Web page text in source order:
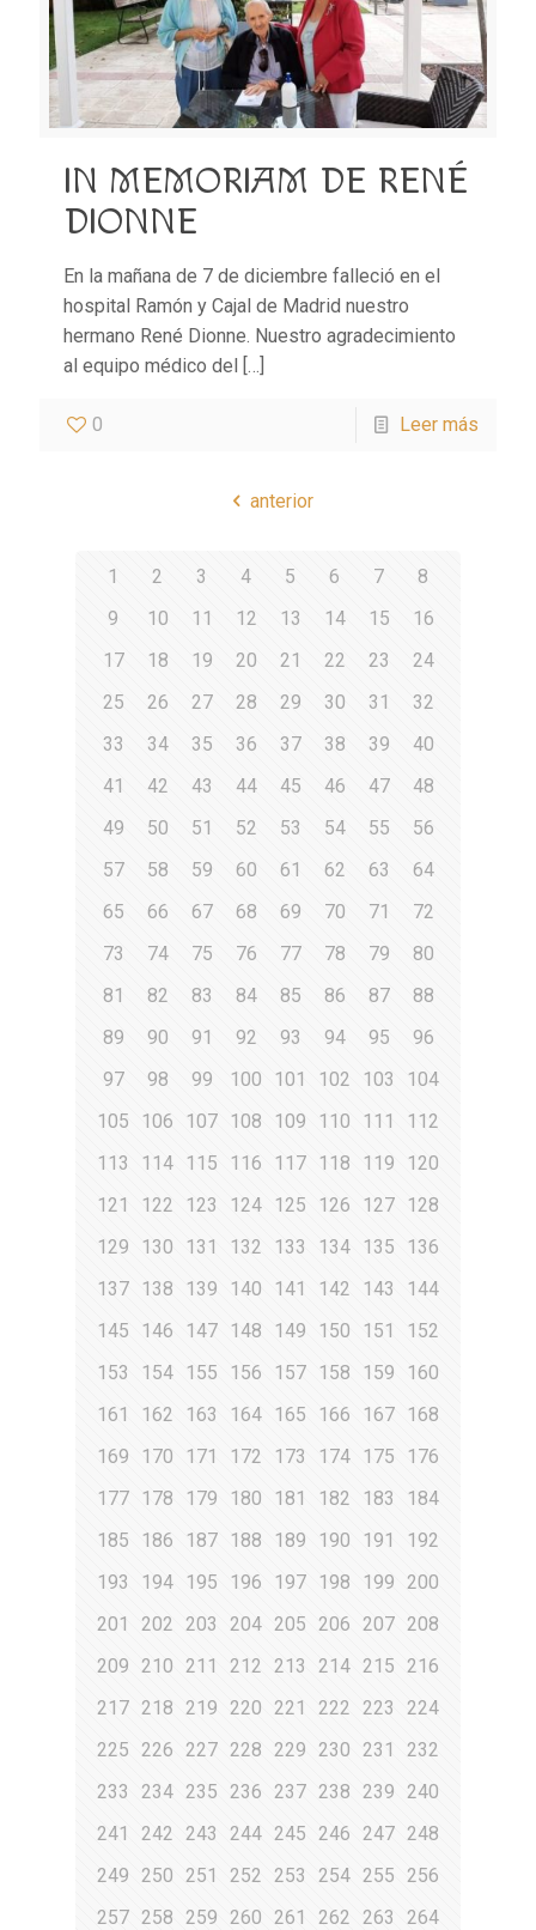
IN MEMORIAM DE RENÉ
DIONNE
En la mañana de 7 de diciembre falleció en el
hospital Ramón y Cajal de Madrid nuestro
hermano René Dionne. Nuestro agradecimiento
al equipo médico del
[…]
0 Leer más
anterior
1 2 3 4 5 6 7
8
9
10 11 12 13 14 15
16
17
18 19 20 21 22 23
24
25
26 27 28 29 30 31
32
33
34 35 36 37 38 39
40
41
42 43 44 45 46 47
48
49
50 51 52 53 54 55
56
57
58 59 60 61 62 63
64
65
66 67 68 69 70 71
72
73
74 75 76 77 78 79
80
81
82 83 84 85 86 87
88
89
90 91 92 93 94 95
96
97
98 99 100 101 102 103
104
105
106 107 108 109 110 111
112
113
114 115 116 117 118 119
120
121
122 123 124 125 126 127 128
129
130 131 132 133 134 135
136
137 138 139 140 141 142 143
144
145
146 147 148 149 150 151
152
153
154 155 156 157 158 159
160
161
162 163 164 165 166 167 168
169
170 171 172 173 174 175
176
177 178 179 180 181 182 183
184
185
186 187 188 189 190 191
192
193
194 195 196 197 198 199 200
201
202 203 204 205 206 207 208
209 210 211 212 213 214 215 216
217 218 219 220 221 222 223
224
225 226 227 228 229 230 231
232
233
234 235 236 237 238 239 240
241
242 243 244 245 246 247 248
249 250 251 252 253 254 255 256
257 258 259 260 261 262 263
264